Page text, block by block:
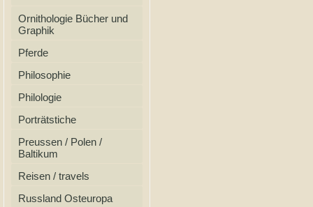
Ornithologie Bücher und
Graphik
Pferde
Philosophie
Philologie
Porträtstiche
Preussen / Polen /
Baltikum
Reisen / travels
Russland Osteuropa